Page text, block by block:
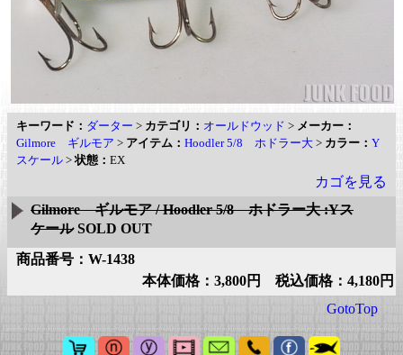
キーワード： ダーター > カテゴリ： オールドウッド > メーカー：
Gilmore ギルモア > アイテム： Hoodler 5/8 ホドラー大 > カラー： Y
スケール >状態： EX
カゴを見る
Gilmore ギルモア / Hoodler 5/8 ホドラー大 :Yス
ケールSOLD OUT
商品番号：W-1438
本体価格：3,800円 税込価格：4,180円
GotoTop